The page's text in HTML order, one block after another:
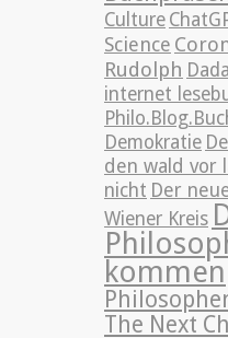
Culture
Science
Rudolph Dada
internet
Demokratie
den wald vor
nicht Der
Wiener Kreis
kommen
The Next